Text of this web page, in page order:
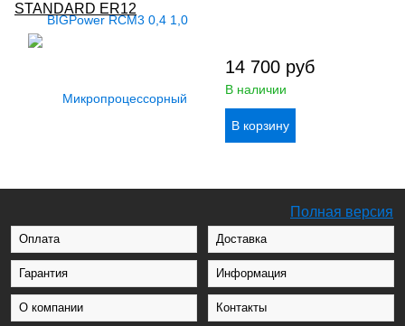
STANDARD ER12
14 700 руб
В наличии
Полная версия
Оплата Доставка
Гарантия Информация
О компании Контакты